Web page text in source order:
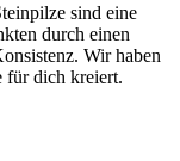
sind eine
durch einen
Wir haben
für dich kreiert.